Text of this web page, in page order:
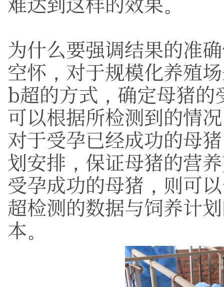
为什么要强调结果的准
空怀，对于规模化养殖
b超的方式，确定母猪的
可以根据所检测到的情
对于受孕已经成功的母
划安排，保证母猪的营
受孕成功的母猪，则可
超检测的数据与饲养计
本。